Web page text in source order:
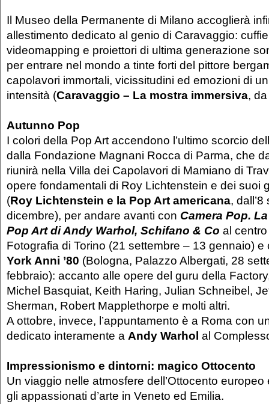
Il Museo della Permanente di Milano accoglierà
allestimento dedicato al genio di Caravaggio:
videomapping e proiettori di ultima generazione
per entrare nel mondo a tinte forti del pittore
capolavori immortali, vicissitudini ed emozioni di
intensità (Caravaggio – La mostra immersiva,
Autunno Pop
I colori della Pop Art accendono l’ultimo scorcio
dalla Fondazione Magnani Rocca di Parma, che
riunirà nella Villa dei Capolavori di Mamiano di
opere fondamentali di Roy Lichtenstein e dei suoi
(Roy Lichtenstein e la Pop Art americana,
dicembre), per andare avanti con Camera Pop.
Pop Art di Andy Warhol, Schifano & Co al
Fotografia di Torino (21 settembre – 13 gennaio)
York Anni ’80 (Bologna, Palazzo Albergati, 28
febbraio): accanto alle opere del guru della
Michel Basquiat, Keith Haring, Julian Schneibel,
Sherman, Robert Mapplethorpe e molti altri.
A ottobre, invece, l’appuntamento è a Roma con
dedicato interamente a Andy Warhol al
Impressionismo e dintorni: magico Ottocento
Un viaggio nelle atmosfere dell’Ottocento
gli appassionati d’arte in Veneto ed Emilia.